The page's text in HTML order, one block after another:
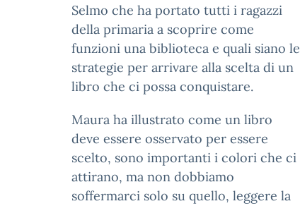
Selmo che ha portato tutti i ragazzi
della primaria a scoprire come
funzioni una biblioteca e quali siano le
strategie per arrivare alla scelta di un
libro che ci possa conquistare.
Maura ha illustrato come un libro
deve essere osservato per essere
scelto, sono importanti i colori che ci
attirano, ma non dobbiamo
soffermarci solo su quello, leggere la